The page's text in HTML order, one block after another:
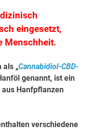
eingesetzt,
Menschheit.
als „Cannabidiol-CBD-
genannt, ist ein
aus Hanfpflanzen
verschiedene